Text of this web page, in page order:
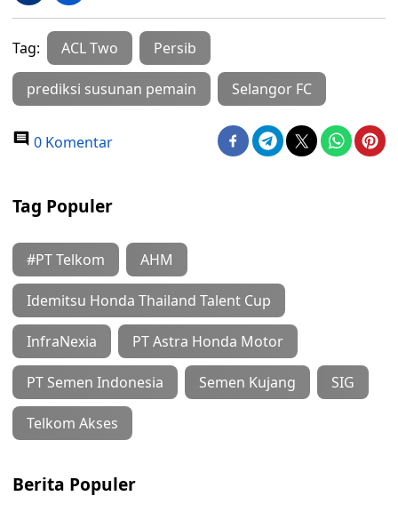
Tag: ACL Two Persib
prediksi susunan pemain Selangor FC
0 Komentar
Tag Populer
#PT Telkom AHM
Idemitsu Honda Thailand Talent Cup
InfraNexia PT Astra Honda Motor
PT Semen Indonesia Semen Kujang SIG
Telkom Akses
Berita Populer